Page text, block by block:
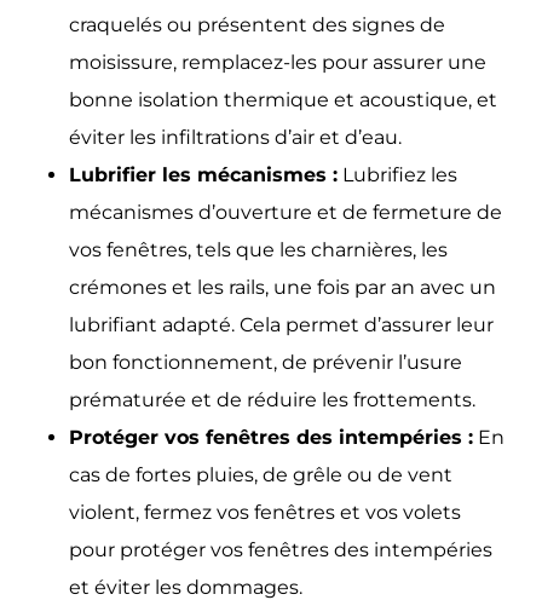
craquelés ou présentent des signes de
moisissure, remplacez-les pour assurer une
bonne isolation thermique et acoustique, et
éviter les infiltrations d’air et d’eau.
Lubrifier les mécanismes :Lubrifiez les
mécanismes d’ouverture et de fermeture de
vos fenêtres, tels que les charnières, les
crémones et les rails, une fois par an avec un
lubrifiant adapté. Cela permet d’assurer leur
bon fonctionnement, de prévenir l’usure
prématurée et de réduire les frottements.
Protéger vos fenêtres des intempéries :En
cas de fortes pluies, de grêle ou de vent
violent, fermez vos fenêtres et vos volets
pour protéger vos fenêtres des intempéries
et éviter les dommages.